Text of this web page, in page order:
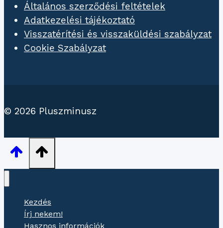
Általános szerződési feltételek
Adatkezelési tájékoztató
Visszatérítési és visszaküldési szabályzat
Cookie Szabályzat
© 2026 Pluszminusz
Kezdés
Írj nekem!
Hasznos információk